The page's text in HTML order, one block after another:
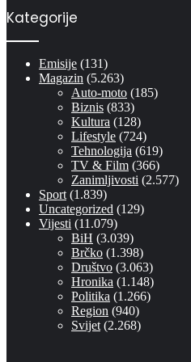
Kategorije
Emisije (131)
Magazin (5.263)
Auto-moto (185)
Biznis (833)
Kultura (128)
Lifestyle (724)
Tehnologija (619)
TV & Film (366)
Zanimljivosti (2.577)
Sport (1.839)
Uncategorized (129)
Vijesti (11.079)
BiH (3.039)
Brčko (1.398)
Društvo (3.063)
Hronika (1.148)
Politika (1.266)
Region (940)
Svijet (2.268)